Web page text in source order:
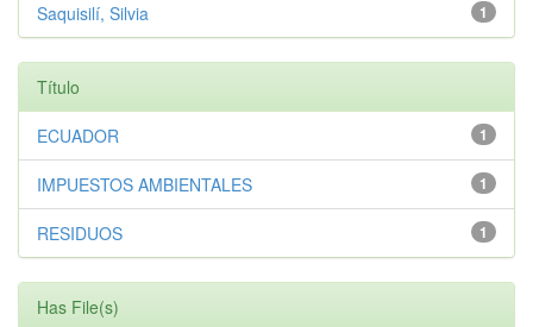
1
Saquisilí, Silvia
Título
1
ECUADOR
1
IMPUESTOS AMBIENTALES
1
RESIDUOS
Has File(s)